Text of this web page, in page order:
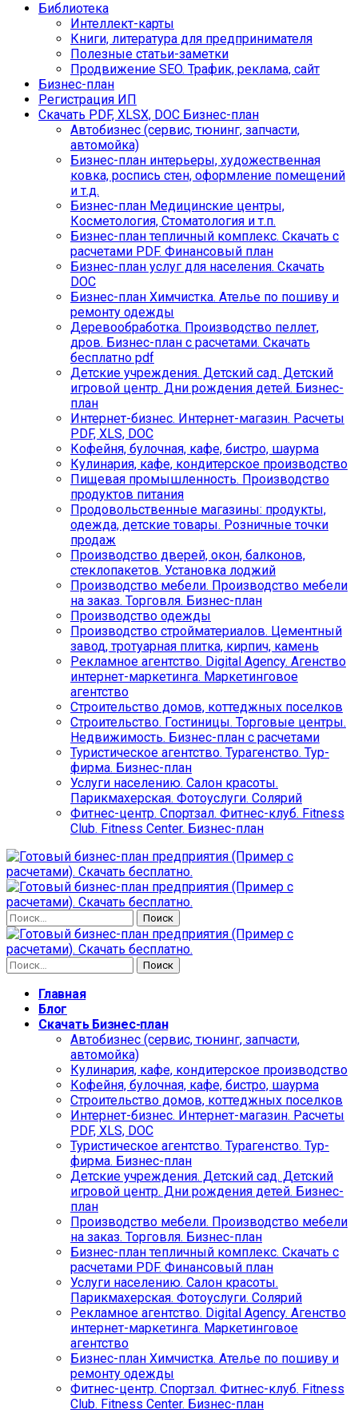
Библиотека
Интеллект-карты
Книги, литература для предпринимателя
Полезные статьи-заметки
Продвижение SEO. Трафик, реклама, сайт
Бизнес-план
Регистрация ИП
Скачать PDF, XLSX, DOC Бизнес-план
Автобизнес (сервис, тюнинг, запчасти,
автомойка)
Бизнес-план интерьеры, художественная
ковка, роспись стен, оформление помещений
и т.д.
Бизнес-план Медицинские центры,
Косметология, Стоматология и т.п.
Бизнес-план тепличный комплекс. Скачать с
расчетами PDF. Финансовый план
Бизнес-план услуг для населения. Скачать
DOC
Бизнес-план Химчистка. Ателье по пошиву и
ремонту одежды
Деревообработка. Производство пеллет,
дров. Бизнес-план с расчетами. Скачать
бесплатно pdf
Детские учреждения. Детский сад. Детский
игровой центр. Дни рождения детей. Бизнес-
план
Интернет-бизнес. Интернет-магазин. Расчеты
PDF, XLS, DOC
Кофейня, булочная, кафе, бистро, шаурма
Кулинария, кафе, кондитерское производство
Пищевая промышленность. Производство
продуктов питания
Продовольственные магазины: продукты,
одежда, детские товары. Розничные точки
продаж
Производство дверей, окон, балконов,
стеклопакетов. Установка лоджий
Производство мебели. Производство мебели
на заказ. Торговля. Бизнес-план
Производство одежды
Производство стройматериалов. Цементный
завод, тротуарная плитка, кирпич, камень
Рекламное агентство. Digital Agency. Агенство
интернет-маркетинга. Маркетинговое
агентство
Строительство домов, коттеджных поселков
Строительство. Гостиницы. Торговые центры.
Недвижимость. Бизнес-план с расчетами
Туристическое агентство. Турагенство. Тур-
фирма. Бизнес-план
Услуги населению. Салон красоты.
Парикмахерская. Фотоуслуги. Солярий
Фитнес-центр. Спортзал. Фитнес-клуб. Fitness
Club. Fitness Center. Бизнес-план
Найти:
Найти:
Главная
Блог
Скачать Бизнес-план
Автобизнес (сервис, тюнинг, запчасти,
автомойка)
Кулинария, кафе, кондитерское производство
Кофейня, булочная, кафе, бистро, шаурма
Строительство домов, коттеджных поселков
Интернет-бизнес. Интернет-магазин. Расчеты
PDF, XLS, DOC
Туристическое агентство. Турагенство. Тур-
фирма. Бизнес-план
Детские учреждения. Детский сад. Детский
игровой центр. Дни рождения детей. Бизнес-
план
Производство мебели. Производство мебели
на заказ. Торговля. Бизнес-план
Бизнес-план тепличный комплекс. Скачать с
расчетами PDF. Финансовый план
Услуги населению. Салон красоты.
Парикмахерская. Фотоуслуги. Солярий
Рекламное агентство. Digital Agency. Агенство
интернет-маркетинга. Маркетинговое
агентство
Бизнес-план Химчистка. Ателье по пошиву и
ремонту одежды
Фитнес-центр. Спортзал. Фитнес-клуб. Fitness
Club. Fitness Center. Бизнес-план